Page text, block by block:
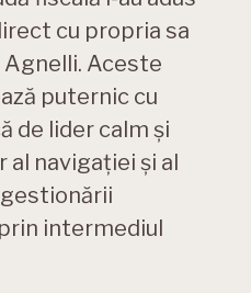
cu propria sa
Aceste
puternic cu
de lider calm și
al navigației și al
intermediul